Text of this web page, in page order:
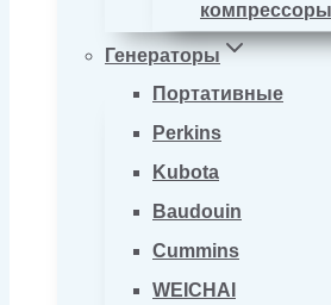
Генераторы
Портативные
Perkins
Kubota
Baudouin
Cummins
WEICHAI